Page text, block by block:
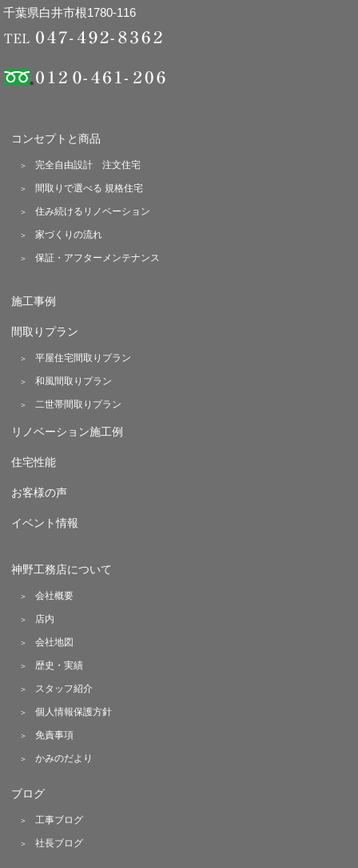
千葉県白井市根1780-116
コンセプトと商品
完全自由設計 注文住宅
間取りで選べる 規格住宅
住み続けるリノベーション
家づくりの流れ
保証・アフターメンテナンス
施工事例
間取りプラン
平屋住宅間取りプラン
和風間取りプラン
二世帯間取りプラン
リノベーション施工例
住宅性能
お客様の声
イベント情報
神野工務店について
会社概要
店内
会社地図
歴史・実績
スタッフ紹介
個人情報保護方針
免責事項
かみのだより
ブログ
工事ブログ
社長ブログ